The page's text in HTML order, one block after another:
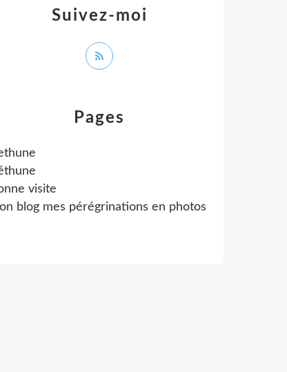
Pages
visite
blog mes pérégrinations en photos
Suivez-moi